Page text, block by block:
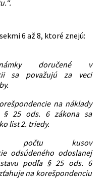
6 až 8, ktoré znejú:
doručené v
sa považujú za veci
na náklady
§ 25 ods. 6 zákona sa
list 2. triedy.
počtu kusov
odsúdeného odoslanej
podľa § 25 ods. 6
na korešpondenciu